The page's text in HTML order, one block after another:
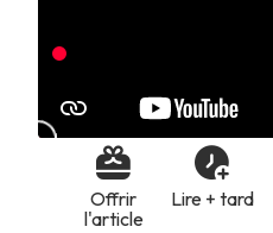
Offrir
l'article
Lire + tard